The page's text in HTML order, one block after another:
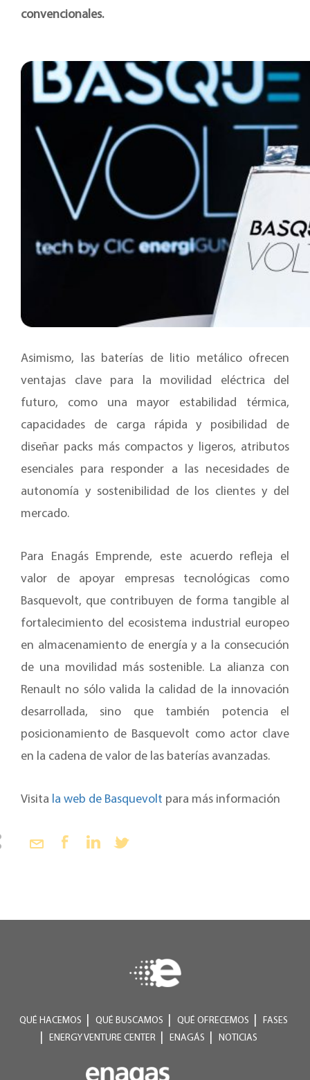
convencionales.
Asimismo, las baterías de litio metálico ofrecen
ventajas clave para la movilidad eléctrica del
futuro, como una mayor estabilidad térmica,
capacidades de carga rápida y posibilidad de
diseñar packs más compactos y ligeros, atributos
esenciales para responder a las necesidades de
autonomía y sostenibilidad de los clientes y del
mercado.
Para Enagás Emprende, este acuerdo refleja el
valor de apoyar empresas tecnológicas como
Basquevolt, que contribuyen de forma tangible al
fortalecimiento del ecosistema industrial europeo
en almacenamiento de energía y a la consecución
de una movilidad más sostenible. La alianza con
Renault no sólo valida la calidad de la innovación
desarrollada, sino que también potencia el
posicionamiento de Basquevolt como actor clave
en la cadena de valor de las baterías avanzadas.
Visita la web de Basquevolt para más información
QUÉ HACEMOS QUÉ BUSCAMOS QUÉ OFRECEMOS
FASES
ENERGY VENTURE CENTER
ENAGÁS NOTICIAS